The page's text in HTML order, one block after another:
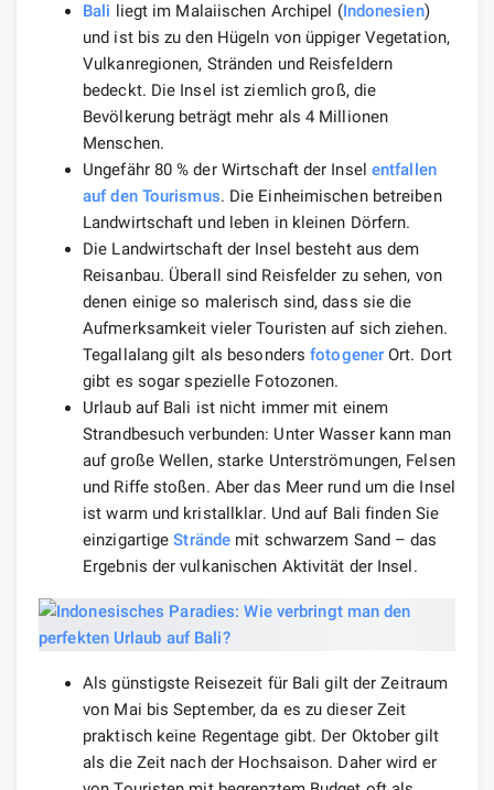
Bali liegt im Malaiischen Archipel (Indonesien)
und ist bis zu den Hügeln von üppiger Vegetation,
Vulkanregionen, Stränden und Reisfeldern
bedeckt. Die Insel ist ziemlich groß, die
Bevölkerung beträgt mehr als 4 Millionen
Menschen.
Ungefähr 80 % der Wirtschaft der Insel entfallen
auf den Tourismus. Die Einheimischen betreiben
Landwirtschaft und leben in kleinen Dörfern.
Die Landwirtschaft der Insel besteht aus dem
Reisanbau. Überall sind Reisfelder zu sehen, von
denen einige so malerisch sind, dass sie die
Aufmerksamkeit vieler Touristen auf sich ziehen.
Tegallalang gilt als besondersfotogener Ort. Dort
gibt es sogar spezielle Fotozonen.
Urlaub auf Bali ist nicht immer mit einem
Strandbesuch verbunden: Unter Wasser kann man
auf große Wellen, starke Unterströmungen, Felsen
und Riffe stoßen. Aber das Meer rund um die Insel
ist warm und kristallklar. Und auf Bali finden Sie
einzigartigeStrände mit schwarzem Sand – das
Ergebnis der vulkanischen Aktivität der Insel.
Als günstigste Reisezeit für Bali gilt der Zeitraum
von Mai bis September, da es zu dieser Zeit
praktisch keine Regentage gibt. Der Oktober gilt
als die Zeit nach der Hochsaison. Daher wird er